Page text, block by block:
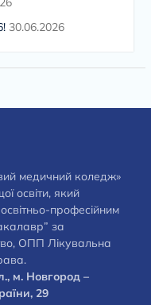
30.06.2026
медичний коледж»
освіти, який
професійним
за
ОПП Лікувальна
м. Новгород –
29